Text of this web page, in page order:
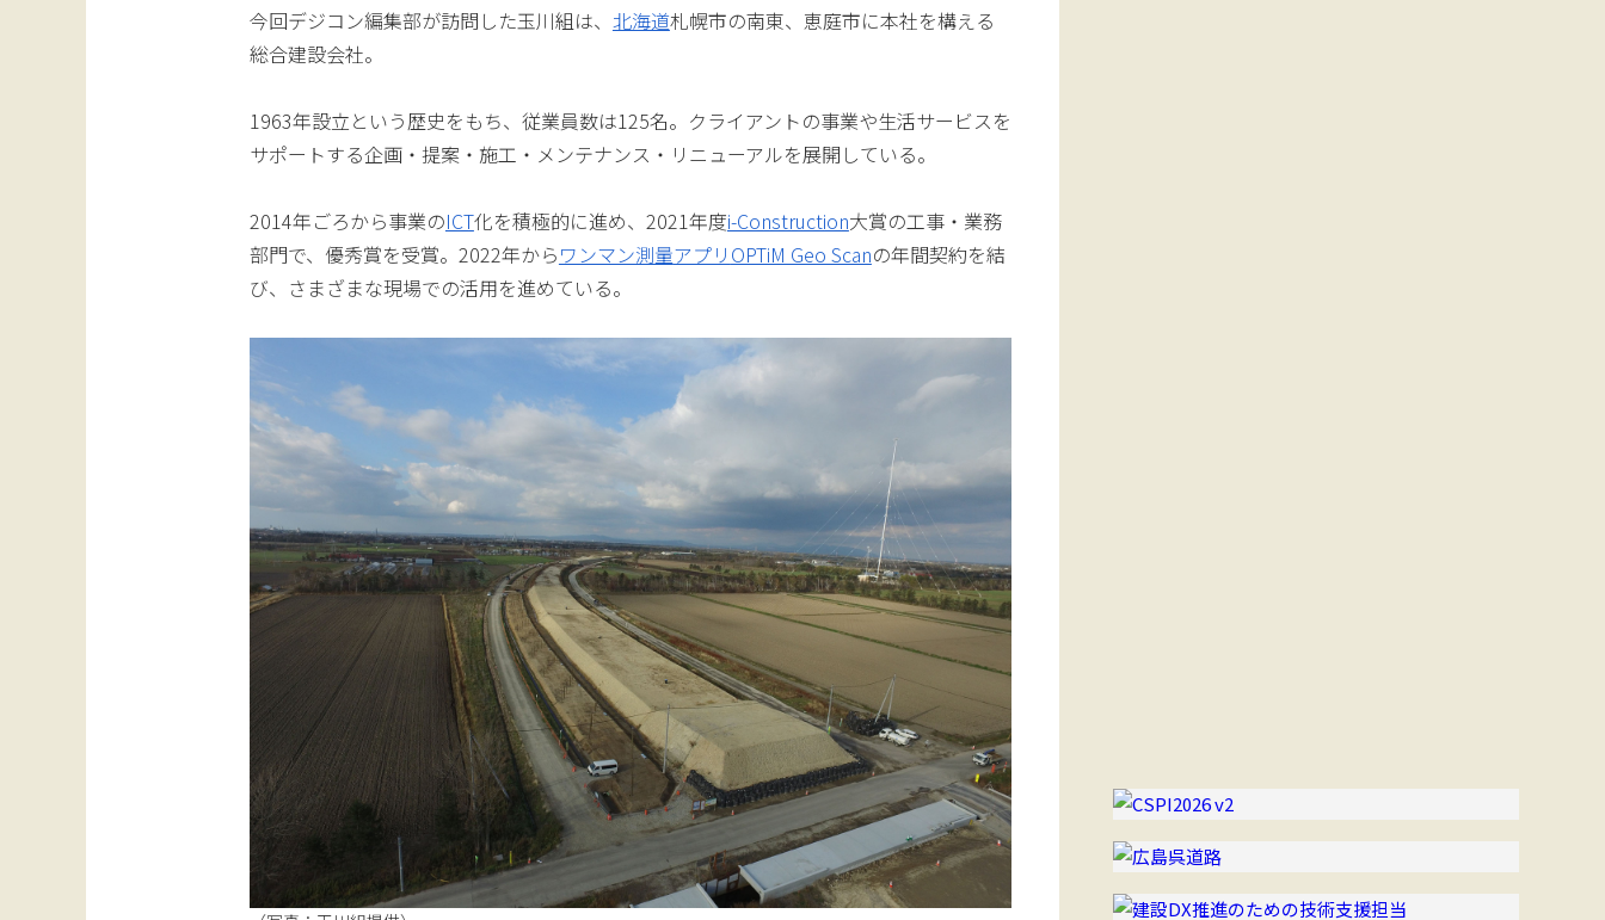
今回デジコン編集部が訪問した玉川組は、 北海道札幌市の南東、恵庭市に本社を構える
総合建設会社。
1963年設立という歴史をもち、従業員数は125名。クライアントの事業や生活サービスを
サポートする企画・提案・施工・メンテナンス・リニューアルを展開している。
2014年ごろから事業のICT化を積極的に進め、2021年度i-Construction大賞の工事・業務
部門で、優秀賞を受賞。2022年からワンマン測量アプリ OPTiM Geo Scanの年間契約を結
び、さまざまな現場での活用を進めている。